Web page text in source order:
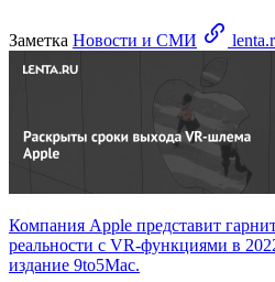
Заметка Новости и СМИ
Компания Apple представит
реальности с VR-функциями в
издание 9to5Mac.